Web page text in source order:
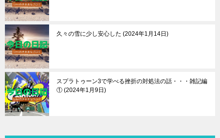
久々の雪に少し安心した 2024年1月14日
スプラトゥーン3で学べる挫折の対処法の話・・・雑記編
① 2024年1月9日